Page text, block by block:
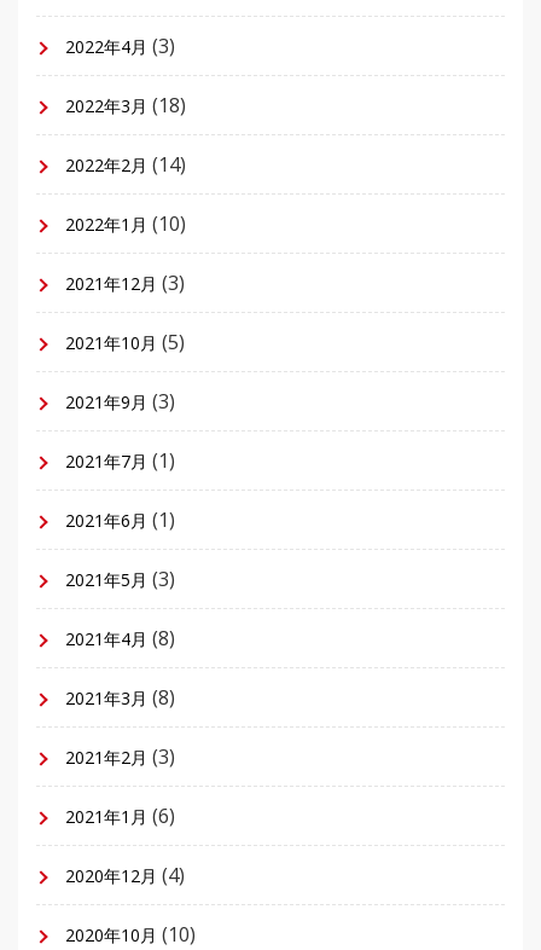
2022年4月 (3)
2022年3月 (18)
2022年2月 (14)
2022年1月 (10)
2021年12月 (3)
2021年10月 (5)
2021年9月 (3)
2021年7月 (1)
2021年6月 (1)
2021年5月 (3)
2021年4月 (8)
2021年3月 (8)
2021年2月 (3)
2021年1月 (6)
2020年12月 (4)
2020年10月 (10)